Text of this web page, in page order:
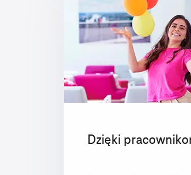
Dzięki